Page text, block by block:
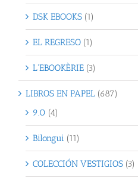
DSK EBOOKS (1)
EL REGRESO (1)
L'EBOOKÈRIE (3)
LIBROS EN PAPEL (687)
9.0 (4)
Bilongui (11)
COLECCIÓN VESTIGIOS (3)